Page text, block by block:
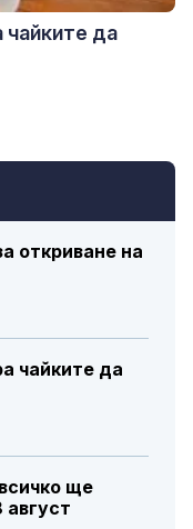
откриване на
чайките да
ще
чайките да